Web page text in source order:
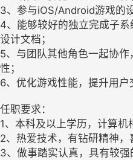
3、参与iOS/Android游戏的
4、能够较好的独立完成子
设计文档；
5、与团队其他角色一起协
性；
6、优化游戏性能，提升用户
任职要求：
1、本科及以上学历，计算机
2、热爱技术，有钻研精神，
3、做事踏实认真，具有较